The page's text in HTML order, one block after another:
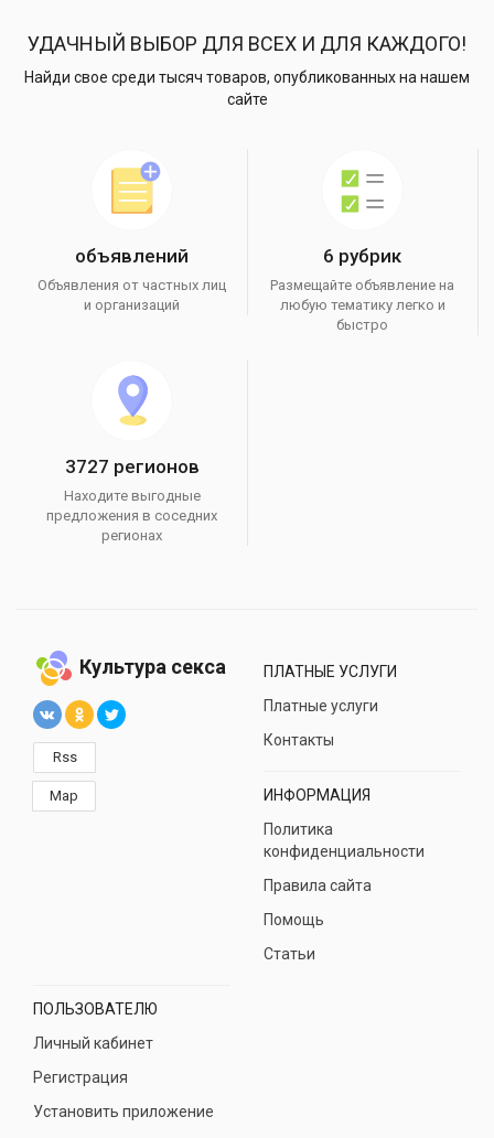
УДАЧНЫЙ ВЫБОР ДЛЯ ВСЕХ И ДЛЯ КАЖДОГО!
Найди свое среди тысяч товаров, опубликованных на нашем
сайте
объявлений
Объявления от частных лиц
и организаций
6 рубрик
Размещайте объявление на
любую тематику легко и
быстро
3727 регионов
Находите выгодные
предложения в соседних
регионах
Культура секса
Rss
Map
ПЛАТНЫЕ УСЛУГИ
Платные услуги
Контакты
ИНФОРМАЦИЯ
Политика
конфиденциальности
Правила сайта
Помощь
Статьи
ПОЛЬЗОВАТЕЛЮ
Личный кабинет
Регистрация
Установить приложение